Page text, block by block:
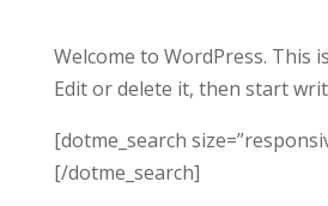
Welcome to WordPress. This
Edit or delete it, then start
[dotme_search
[/dotme_search]